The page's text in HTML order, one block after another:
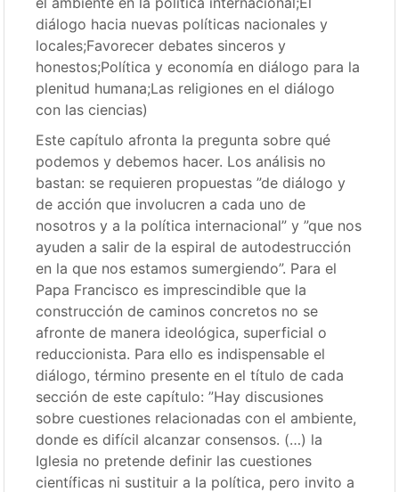
diálogo hacia nuevas políticas nacionales y
locales;Favorecer debates sinceros y
honestos;Política y economía en diálogo para la
plenitud humana;Las religiones en el diálogo
con las ciencias)
Este capítulo afronta la pregunta sobre qué
podemos y debemos hacer. Los análisis no
bastan: se requieren propuestas ”de diálogo y
de acción que involucren a cada uno de
nosotros y a la política internacional” y ”que nos
ayuden a salir de la espiral de autodestrucción
en la que nos estamos sumergiendo”. Para el
Papa Francisco es imprescindible que la
construcción de caminos concretos no se
afronte de manera ideológica, superficial o
reduccionista. Para ello es indispensable el
diálogo, término presente en el título de cada
sección de este capítulo: ”Hay discusiones
sobre cuestiones relacionadas con el ambiente,
donde es difícil alcanzar consensos. (…) la
Iglesia no pretende definir las cuestiones
científicas ni sustituir a la política, pero invito a